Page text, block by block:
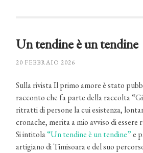
Un tendine è un tendine
20 FEBBRAIO 2026
Sulla rivista Il primo amore è stato
racconto che fa parte della raccolta
ritratti di persone la cui esistenza,
cronache, merita a mio avviso di essere
Si intitola“Un tendine è un tendine”e
artigiano di Timisoara e del suo